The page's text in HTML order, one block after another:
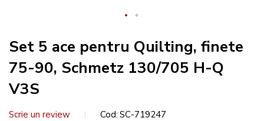
Set 5 ace pentru Quilting, finete
75-90, Schmetz 130/705 H-Q
V3S
Scrie un review Cod SC-719247